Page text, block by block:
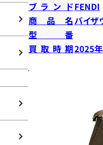
ブランドFENDI
商品名バイザ
型番
買取時期2025